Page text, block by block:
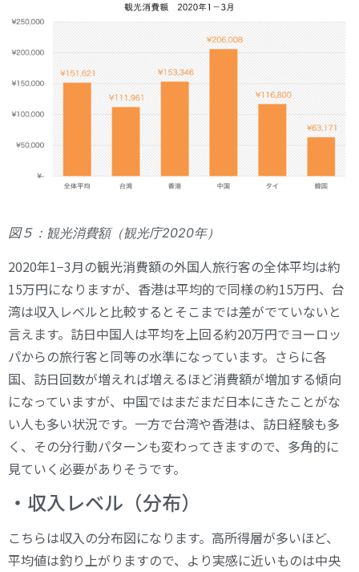
図５ ：観光消費額（観光庁2020年）
2020年1−3月の観光消費額の外国人旅行客の全体平均は約
15万円になりますが、香港は平均的で同様の約15万円、台
湾は収入レベルと比較するとそこまでは差がでていないと
言えます。訪日中国人は平均を上回る約20万円でヨーロッ
パからの旅行客と同等の水準になっています。さらに各
国、訪日回数が増えれば増えるほど消費額が増加する傾向
になっていますが、中国ではまだまだ日本にきたことがな
い人も多い状況です。一方で台湾や香港は、訪日経験も多
く、その分行動パターンも変わってきますので、多角的に
見ていく必要がありそうです。
・収入レベル（分布）
こちらは収入の分布図になります。高所得層が多いほど、
平均値は釣り上がりますので、より実感に近いものは中央